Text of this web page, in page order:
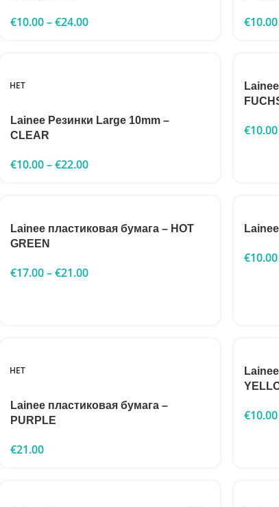
€10.00–€24.00 €10.00
НЕТ
Lainee Резинки Large 10mm –
CLEAR
€10.00–€22.00
€10.00
Lainee пластиковая бумага – HOT
GREEN
€17.00–€21.00
€10.00
НЕТ
Lainee пластиковая бумага –
PURPLE
€21.00
€10.00